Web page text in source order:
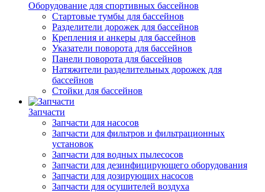
Оборудование для спортивных бассейнов
Стартовые тумбы для бассейнов
Разделители дорожек для бассейнов
Крепления и анкеры для бассейнов
Указатели поворота для бассейнов
Панели поворота для бассейнов
Натяжители разделительных дорожек для
бассейнов
Стойки для бассейнов
Запчасти
Запчасти для насосов
Запчасти для фильтров и фильтрационных
установок
Запчасти для водных пылесосов
Запчасти для дезинфицирующего оборудования
Запчасти для дозирующих насосов
Запчасти для осушителей воздуха